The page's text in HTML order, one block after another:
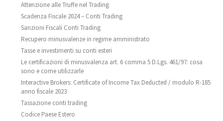
Attenzione alle Truffe nel Trading
Scadenza Fiscale 2024 – Conti Trading
Sanzioni Fiscali Conti Trading
Recupero minusvalenze in regime amministrato
Tasse e investimenti su conti esteri
Le certificazioni di minusvalenza art. 6 comma 5 D.Lgs. 461/97: cosa
sono e come utilizzarle
Interactive Brokers: Certificate of Income Tax Deducted / modulo R-185
anno fiscale 2023
Tassazione conti trading
Codice Paese Estero